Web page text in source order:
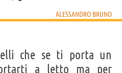
ALESSANDRO BRUNO
che se ti porta un
a letto ma per